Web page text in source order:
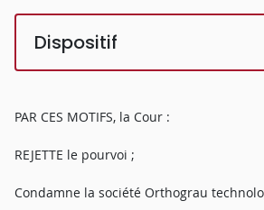
Dispositif
PAR CES MOTIFS, la Cour :
REJETTE le pourvoi ;
Condamne la société Orthograu